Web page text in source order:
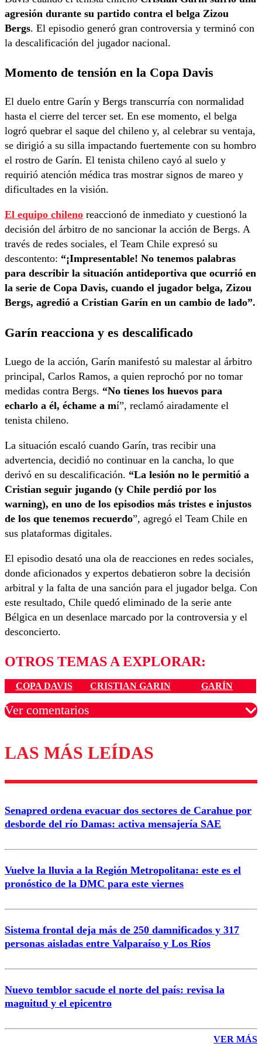
agresión durante su partido contra el belga Zizou
Bergs. El episodio generó gran controversia y terminó con
la descalificación del jugador nacional.
Momento de tensión en la Copa Davis
El duelo entre Garín y Bergs transcurría con normalidad
hasta el cierre del tercer set. En ese momento, el belga
logró quebrar el saque del chileno y, al celebrar su ventaja,
se dirigió a su silla impactando fuertemente con su hombro
el rostro de Garín. El tenista chileno cayó al suelo y
requirió atención médica tras mostrar signos de mareo y
dificultades en la visión.
El equipo chileno reaccionó de inmediato y cuestionó la
decisión del árbitro de no sancionar la acción de Bergs. A
través de redes sociales, el Team Chile expresó su
descontento: “¡Impresentable! No tenemos palabras
para describir la situación antideportiva que ocurrió en
la serie de Copa Davis, cuando el jugador belga, Zizou
Bergs, agredió a Cristian Garín en un cambio de lado”.
Garín reacciona y es descalificado
Luego de la acción, Garín manifestó su malestar al árbitro
principal, Carlos Ramos, a quien reprochó por no tomar
medidas contra Bergs. “No tienes los huevos para
echarlo a él, échame a mí”, reclamó airadamente el
tenista chileno.
La situación escaló cuando Garín, tras recibir una
advertencia, decidió no continuar en la cancha, lo que
derivó en su descalificación. “La lesión no le permitió a
Cristian seguir jugando (y Chile perdió por los
warning), en uno de los episodios más tristes e injustos
de los que tenemos recuerdo”, agregó el Team Chile en
sus plataformas digitales.
El episodio desató una ola de reacciones en redes sociales,
donde aficionados y expertos debatieron sobre la decisión
arbitral y la falta de una sanción para el jugador belga. Con
este resultado, Chile quedó eliminado de la serie ante
Bélgica en un desenlace marcado por la controversia y el
desconcierto.
OTROS TEMAS A EXPLORAR:
COPA DAVIS CRISTIAN GARIN GARÍN
Ver comentarios
Los comentarios son moderados para garantizar un
diálogo respetuoso.
Nombre
Correo
Enviar comentario
LAS MÁS LEÍDAS
Senapred ordena evacuar dos sectores de Carahue por
desborde del río Damas: activa mensajería SAE
Vuelve la lluvia a la Región Metropolitana: este es el
pronóstico de la DMC para este viernes
Sistema frontal deja más de 250 damnificados y 317
personas aisladas entre Valparaíso y Los Ríos
Nuevo temblor sacude el norte del país: revisa la
magnitud y el epicentro
VER MÁS